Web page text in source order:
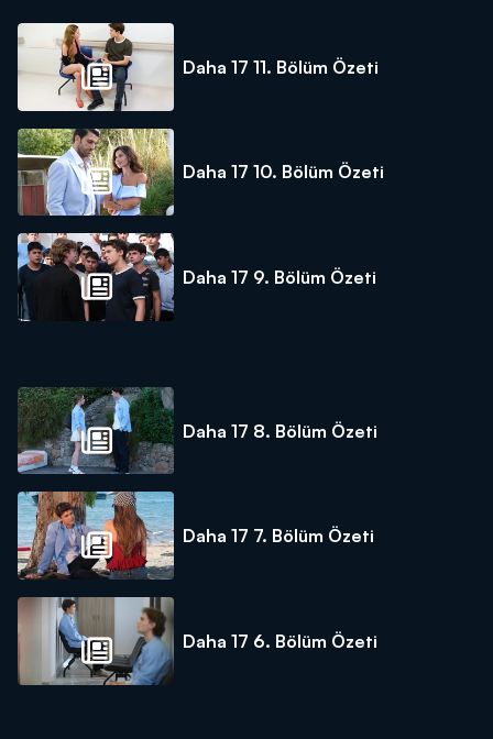
Daha 17 11. Bölüm Özeti
Daha 17 10. Bölüm Özeti
Daha 17 9. Bölüm Özeti
Daha 17 8. Bölüm Özeti
Daha 17 7. Bölüm Özeti
Daha 17 6. Bölüm Özeti